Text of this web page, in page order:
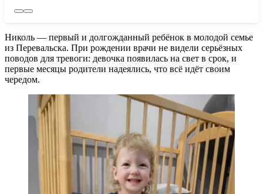
Николь — первый и долгожданный ребёнок в молодой семье
из Перевальска. При рождении врачи не видели серьёзных
поводов для тревоги: девочка появилась на свет в срок, и
первые месяцы родители надеялись, что всё идёт своим
чередом.